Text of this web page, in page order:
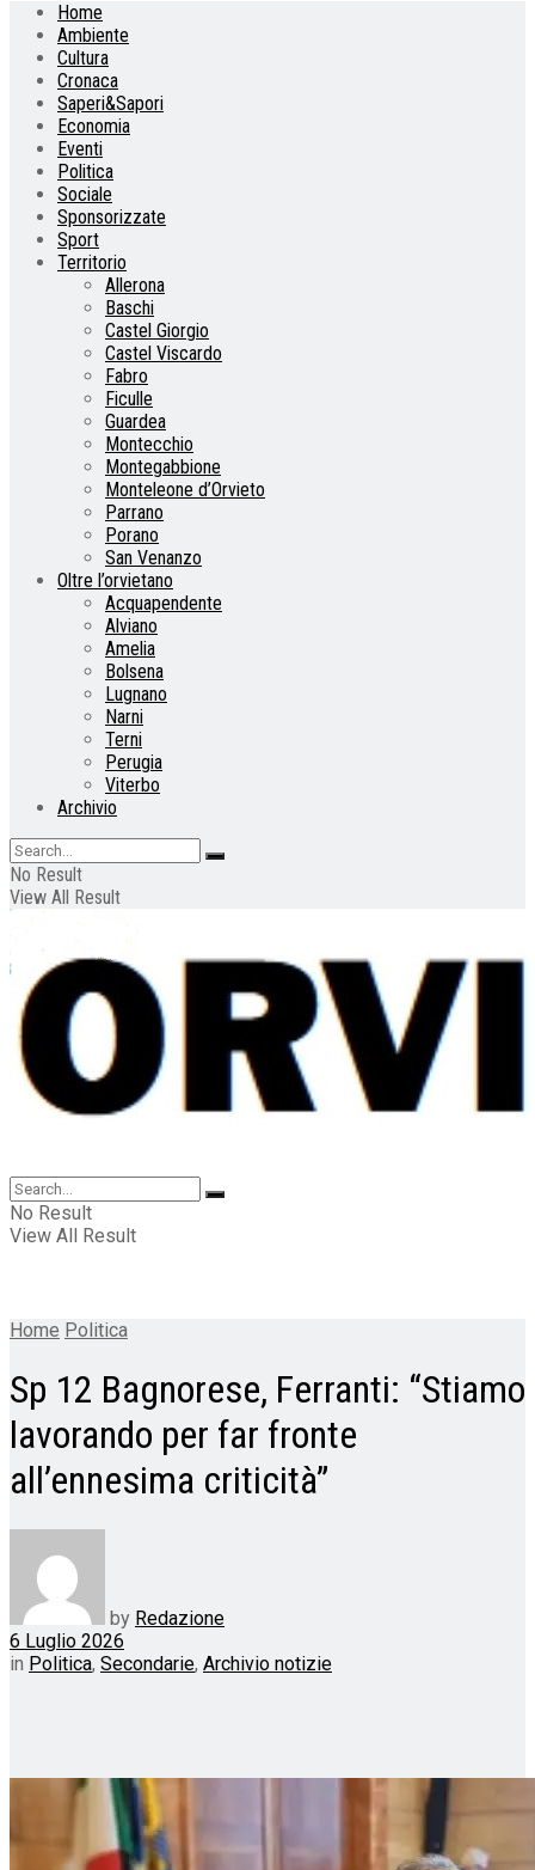
Home
Ambiente
Cultura
Cronaca
Saperi&Sapori
Economia
Eventi
Politica
Sociale
Sponsorizzate
Sport
Territorio
Allerona
Baschi
Castel Giorgio
Castel Viscardo
Fabro
Ficulle
Guardea
Montecchio
Montegabbione
Monteleone d’Orvieto
Parrano
Porano
San Venanzo
Oltre l’orvietano
Acquapendente
Alviano
Amelia
Bolsena
Lugnano
Narni
Terni
Perugia
Viterbo
Archivio
No Result
View All Result
No Result
View All Result
Home Politica
Sp 12 Bagnorese, Ferranti: “Stiamo
lavorando per far fronte
all’ennesima criticità”
by Redazione
6 Luglio 2026
in Politica, Secondarie, Archivio notizie